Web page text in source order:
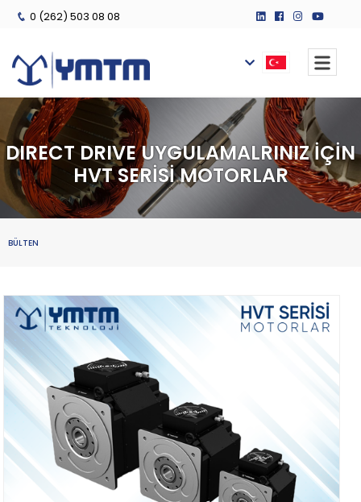
0 (262) 503 08 08
DIRECT DRIVE UYGULAMALRINIZ İÇİN
HVT SERİSİ MOTORLAR
BÜLTEN